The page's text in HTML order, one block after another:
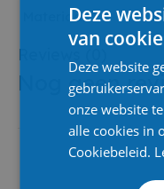
Materiaal
Reviews
Nog geen
Deze
van
Deze website
onze website
alle cookies in
Cookiebeleid.